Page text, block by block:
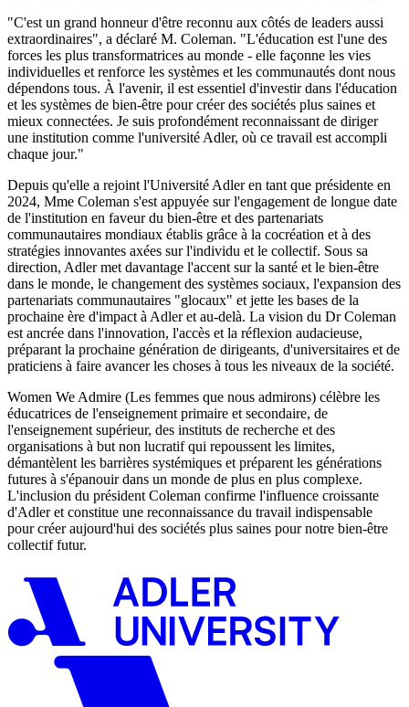
"C'est un grand honneur d'être reconnu aux côtés de leaders aussi
extraordinaires", a déclaré M. Coleman. "L'éducation est l'une des
forces les plus transformatrices au monde - elle façonne les vies
individuelles et renforce les systèmes et les communautés dont nous
dépendons tous. À l'avenir, il est essentiel d'investir dans l'éducation
et les systèmes de bien-être pour créer des sociétés plus saines et
mieux connectées. Je suis profondément reconnaissant de diriger
une institution comme l'université Adler, où ce travail est accompli
chaque jour."
Depuis qu'elle a rejoint l'Université Adler en tant que présidente en
2024, Mme Coleman s'est appuyée sur l'engagement de longue date
de l'institution en faveur du bien-être et des partenariats
communautaires mondiaux établis grâce à la cocréation et à des
stratégies innovantes axées sur l'individu et le collectif. Sous sa
direction, Adler met davantage l'accent sur la santé et le bien-être
dans le monde, le changement des systèmes sociaux, l'expansion des
partenariats communautaires "glocaux" et jette les bases de la
prochaine ère d'impact à Adler et au-delà. La vision du Dr Coleman
est ancrée dans l'innovation, l'accès et la réflexion audacieuse,
préparant la prochaine génération de dirigeants, d'universitaires et de
praticiens à faire avancer les choses à tous les niveaux de la société.
Women We Admire (Les femmes que nous admirons) célèbre les
éducatrices de l'enseignement primaire et secondaire, de
l'enseignement supérieur, des instituts de recherche et des
organisations à but non lucratif qui repoussent les limites,
démantèlent les barrières systémiques et préparent les générations
futures à s'épanouir dans un monde de plus en plus complexe.
L'inclusion du président Coleman confirme l'influence croissante
d'Adler et constitue une reconnaissance du travail indispensable
pour créer aujourd'hui des sociétés plus saines pour notre bien-être
collectif futur.